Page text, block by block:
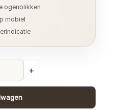
ogenblikken
mobiel
+